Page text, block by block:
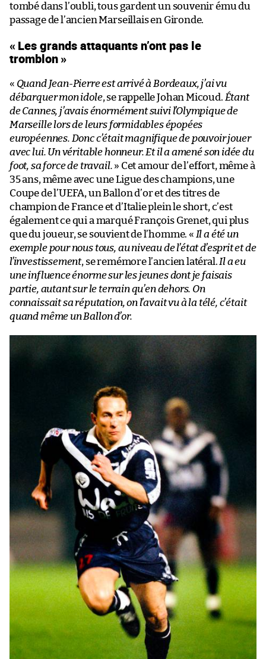
tombé dans l’oubli, tous gardent un souvenir ému du
passage de l’ancien Marseillais en Gironde.
« Les grands attaquants n’ont pas le
tromblon »
« Quand Jean-Pierre est arrivé à Bordeaux, j’ai vu
débarquer mon idole, se rappelle Johan Micoud. Étant
de Cannes, j’avais énormément suivi l’Olympique de
Marseille lors de leurs formidables épopées
européennes. Donc c’était magnifique de pouvoir jouer
avec lui. Un véritable honneur. Et il a amené son idée du
foot, sa force de travail. » Cet amour de l’effort, même à
35 ans, même avec une Ligue des champions, une
Coupe de l’UEFA, un Ballon d’or et des titres de
champion de France et d’Italie plein le short, c’est
également ce qui a marqué François Grenet, qui plus
que du joueur, se souvient de l’homme. « Il a été un
exemple pour nous tous, au niveau de l’état d’esprit et de
l’investissement, se remémore l’ancien latéral. Il a eu
une influence énorme sur les jeunes dont je faisais
partie, autant sur le terrain qu’en dehors. On
connaissait sa réputation, on l’avait vu à la télé, c’était
quand même un Ballon d’or.